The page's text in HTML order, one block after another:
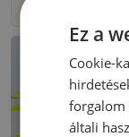
Ez a
Cookie-
forgalom
általi